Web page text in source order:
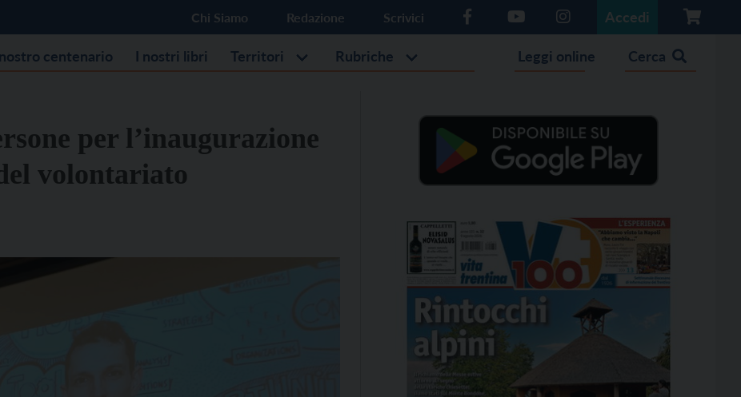
Chi Siamo Redazione Scrivici Accedi
centenario I nostri libri Territori Rubriche Leggi online Cerca
per l’inaugurazione
volontariato